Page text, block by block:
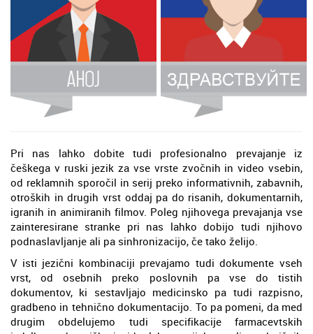
Pri nas lahko dobite tudi profesionalno prevajanje iz
češkega v ruski jezik za vse vrste zvočnih in video vsebin,
od reklamnih sporočil in serij preko informativnih, zabavnih,
otroških in drugih vrst oddaj pa do risanih, dokumentarnih,
igranih in animiranih filmov. Poleg njihovega prevajanja vse
zainteresirane stranke pri nas lahko dobijo tudi njihovo
podnaslavljanje ali pa sinhronizacijo, če tako želijo.
V isti jezični kombinaciji prevajamo tudi dokumente vseh
vrst, od osebnih preko poslovnih pa vse do tistih
dokumentov, ki sestavljajo medicinsko pa tudi razpisno,
gradbeno in tehnično dokumentacijo. To pa pomeni, da med
drugim obdelujemo tudi specifikacije farmacevtskih